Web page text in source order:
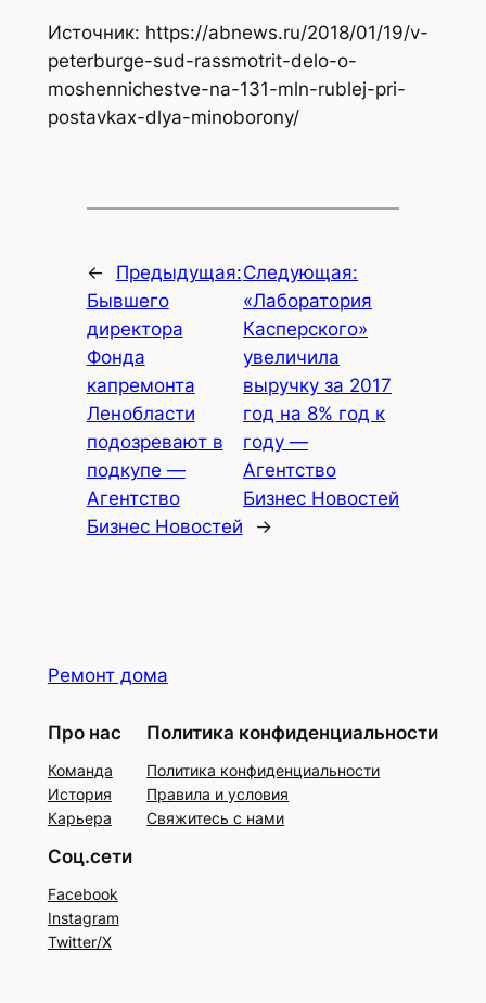
Источник: https://abnews.ru/2018/01/19/v-
peterburge-sud-rassmotrit-delo-o-
moshennichestve-na-131-mln-rublej-pri-
postavkax-dlya-minoborony/
←
Предыдущая:
Бывшего
директора
Фонда
капремонта
Ленобласти
подозревают в
подкупе —
Агентство
Бизнес Новостей
Следующая:
«Лаборатория
Касперского»
увеличила
выручку за 2017
год на 8% год к
году —
Агентство
Бизнес Новостей
→
Ремонт дома
Про нас
Команда
История
Карьера
Политика конфиденциальности
Политика конфиденциальности
Правила и условия
Свяжитесь с нами
Соц.сети
Facebook
Instagram
Twitter/X